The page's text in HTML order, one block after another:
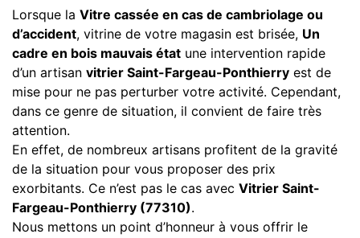
Lorsque la Vitre cassée en cas de cambriolage ou
d’accident, vitrine de votre magasin est brisée, Un
cadre en bois mauvais état une intervention rapide
d’un artisan vitrier Saint-Fargeau-Ponthierry est de
mise pour ne pas perturber votre activité. Cependant,
dans ce genre de situation, il convient de faire très
attention.
En effet, de nombreux artisans profitent de la gravité
de la situation pour vous proposer des prix
exorbitants. Ce n’est pas le cas avec Vitrier Saint-
Fargeau-Ponthierry (77310).
Nous mettons un point d’honneur à vous offrir le